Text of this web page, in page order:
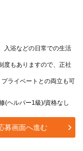
入浴などの日常での生活
度もありますので、正社
ライベートとの両立も可
(ヘルパー1級)/資格なし
募画面へ進む